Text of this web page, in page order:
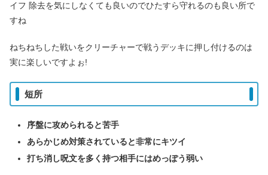
イフ 除去を気にしなくても良いのでひたすら守れるのも良い所で
すね
ねちねちした戦いをクリーチャーで戦うデッキに押し付けるのは
実に楽しいですよぉ!
短所
序盤に攻められると苦手
あらかじめ対策されていると非常にキツイ
打ち消し呪文を多く 持つ相手にはめっぽう弱い